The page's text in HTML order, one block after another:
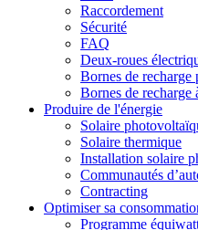
Raccordement
Sécurité
FAQ
Deux-roues
Bornes de recharge
Bornes de recharge
Produire de l'énergie
Solaire
Solaire thermique
Installation solaire
Communautés
Contracting
Optimiser sa
Programme